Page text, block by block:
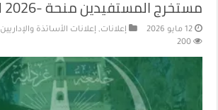
مستخرج المستفيدين منحة -2026 للأساتذة
12 مايو 2026 إعلانات, إعلانات الأساتذة والإداريين
200